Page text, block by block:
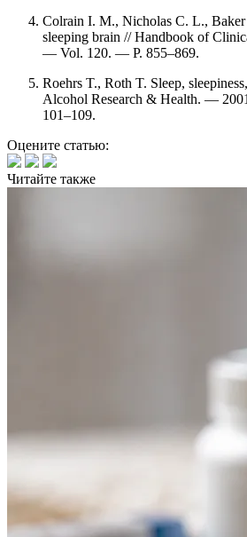
Colrain I. M., Nicholas C. L.,
sleeping brain // Handbook of
— Vol. 120. — P. 855–869.
Roehrs T., Roth T. Sleep,
Alcohol Research & Health. —
101–109.
Оцените статью:
Читайте также